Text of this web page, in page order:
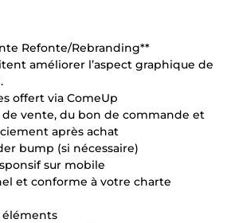
Refonte/Rebranding**
améliorer l’aspect graphique de
offert via ComeUp
vente, du bon de commande et
après achat
bump (si nécessaire)
sur mobile
et conforme à votre charte
éléments